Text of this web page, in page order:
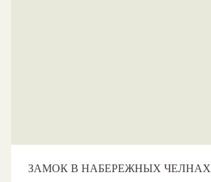
ЗАМОК В НАБЕРЕЖНЫХ ЧЕЛНАХ